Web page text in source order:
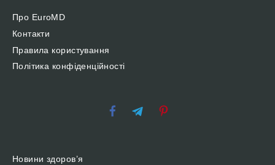
Про EuroMD
Контакти
Правила користування
Політика конфіденційності
Новини здоров’я